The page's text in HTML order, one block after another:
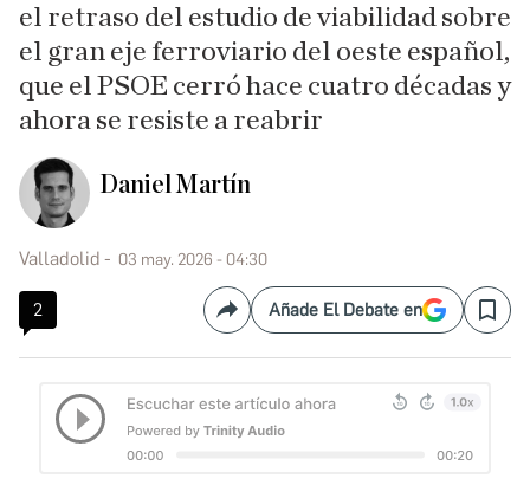
el retraso del estudio de viabilidad sobre
el gran eje ferroviario del oeste español,
que el PSOE cerró hace cuatro décadas y
ahora se resiste a reabrir
Daniel Martín
Valladolid 03 may. 2026 - 04:30
2 CompartirAñade El Debate en Save